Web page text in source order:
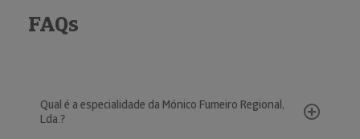
FAQs
Qual é a especialidade da Mónico Fumeiro Regional,
Lda.?